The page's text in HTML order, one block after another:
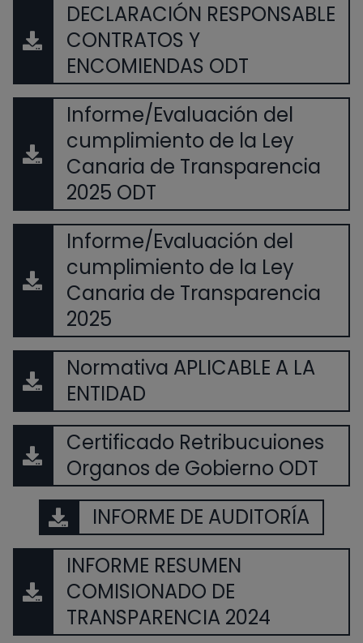
DECLARACIÓN RESPONSABLE
CONTRATOS Y
ENCOMIENDAS ODT
Informe/Evaluación del
cumplimiento de la Ley
Canaria de Transparencia
2025 ODT
Informe/Evaluación del
cumplimiento de la Ley
Canaria de Transparencia
2025
Normativa APLICABLE A LA
ENTIDAD
Certificado Retribucuiones
Organos de Gobierno ODT
INFORME DE AUDITORÍA
INFORME RESUMEN
COMISIONADO DE
TRANSPARENCIA 2024